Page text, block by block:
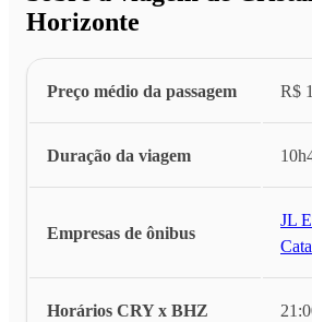
Horizonte
Preço médio da passagem R$
Duração da viagem
Empresas de ônibus
JL
Horários CRY x BHZ